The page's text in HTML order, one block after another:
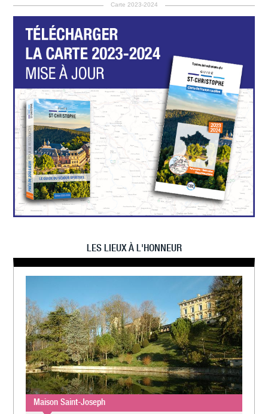
Carte 2023-2024
LES LIEUX À L'HONNEUR
Maison Saint-Joseph